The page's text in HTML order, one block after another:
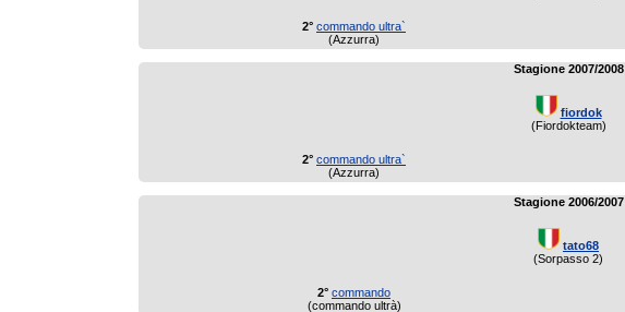
2° commando ultra`
(Azzurra)
Stagione 2007/2008
fiordok
(Fiordokteam)
2° commando ultra`
(Azzurra)
Stagione 2006/2007
tato68
(Sorpasso 2)
2° commando
(commando ultrà)